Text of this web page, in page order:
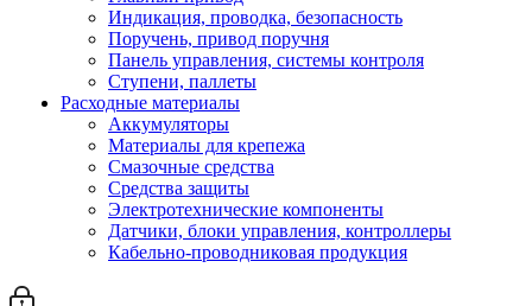
Индикация, проводка, безопасность
Поручень, привод поручня
Панель управления, системы контроля
Ступени, паллеты
Расходные материалы
Аккумуляторы
Материалы для крепежа
Смазочные средства
Средства защиты
Электротехнические компоненты
Датчики, блоки управления, контроллеры
Кабельно-проводниковая продукция